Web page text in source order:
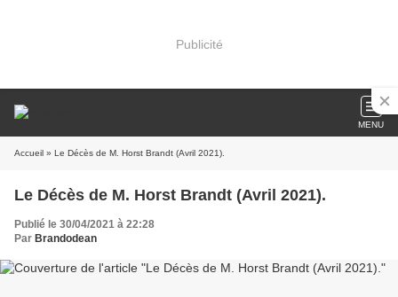
Publicité
MENU
Accueil » Le Décès de M. Horst Brandt (Avril 2021).
Le Décès de M. Horst Brandt (Avril 2021).
Publié le 30/04/2021 à 22:28
Par Brandodean